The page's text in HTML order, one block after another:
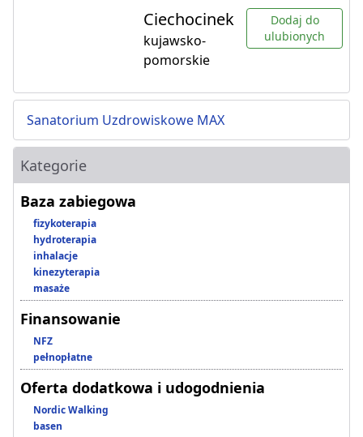
Ciechocinek
kujawsko-
pomorskie
Dodaj do
ulubionych
Sanatorium Uzdrowiskowe MAX
Kategorie
Baza zabiegowa
fizykoterapia
hydroterapia
inhalacje
kinezyterapia
masaże
Finansowanie
NFZ
pełnopłatne
Oferta dodatkowa i udogodnienia
Nordic Walking
basen